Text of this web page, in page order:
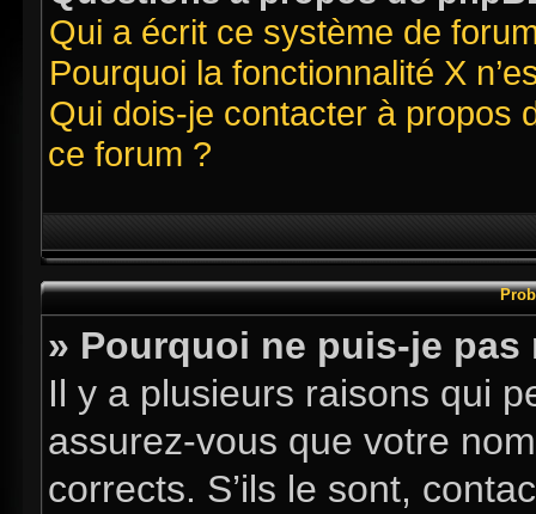
Qui a écrit ce système de
Pourquoi la fonctionnalité X
Qui dois-je contacter à propos
ce forum ?
» Pourquoi ne puis-je pas
Il y a plusieurs raisons qui
assurez-vous que votre
corrects. S’ils le sont,